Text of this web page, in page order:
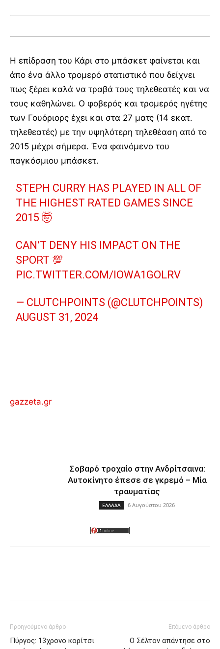
Η επίδραση του Κάρι στο μπάσκετ φαίνεται και
άπο ένα άλλο τρομερό στατιστικό που δείχνει
πως ξέρει καλά να τραβά τους τηλεθεατές και να
τους καθηλώνει. Ο φοβερός και τρομερός ηγέτης
των Γουόριορς έχει και στα 27 ματς (14 εκατ.
τηλεθεατές) με την υψηλότερη τηλεθέαση από το
2015 μέχρι σήμερα. Ένα φαινόμενο του
παγκόσμιου μπάσκετ.
STEPH CURRY HAS PLAYED IN ALL OF
THE HIGHEST RATED GAMES SINCE
2015 🤯
CAN’T DENY HIS IMPACT ON THE
SPORT 💯
PIC.TWITTER.COM/IOWA1GOLRV
— CLUTCHPOINTS (@CLUTCHPOINTS)
AUGUST 31, 2024
gazzeta.gr
Σοβαρό τροχαίο στην Ανδρίτσαινα:
Αυτοκίνητο έπεσε σε γκρεμό – Μία
τραυματίας
ΕΛΛΑΔΑ 6 Αυγούστου 2026
Προηγούμενο άρθρο
Πύργος: 13χρονο κορίτσι
Επόμενο άρθρο
O Σέλτον απάντησε στο